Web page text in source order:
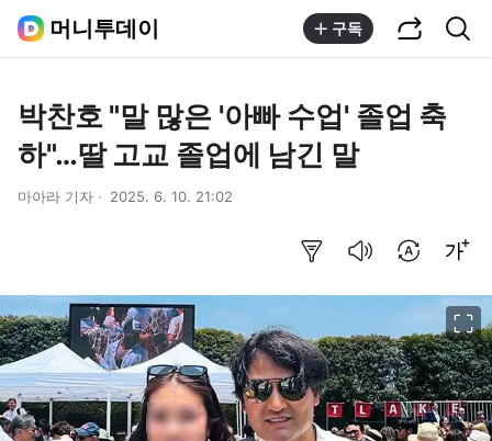
머니투데이 구독
박찬호 "말 많은 '아빠 수업' 졸업 축
하"…딸 고교 졸업에 남긴 말
마아라 기자 2025. 6. 10. 21:02